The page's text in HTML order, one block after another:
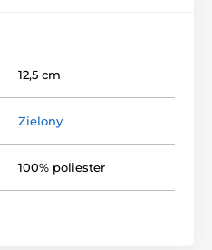
12,5 cm
Zielony
100% poliester